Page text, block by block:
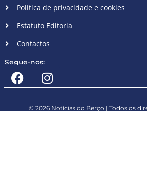
Política de privacidade e cookies
Estatuto Editorial
Contactos
Segue-nos:
© 2026 Notícias do Berço | Todos os